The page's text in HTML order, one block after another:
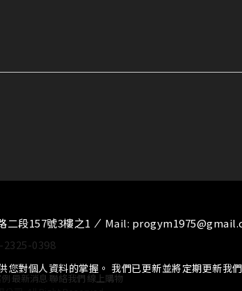
二段157號3樓之1 Mail:
2325-0398
最新消息 聯絡我們 線上購物
對個人資料的掌握。 我們已更新並將定期更新我